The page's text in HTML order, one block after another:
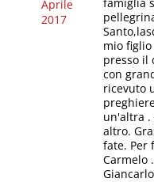
Aprile
2017
mio
presso il
con
ricevuto
un'altra .
altro.
fate. Per
Carmelo